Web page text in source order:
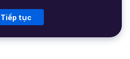
Tiếp tục